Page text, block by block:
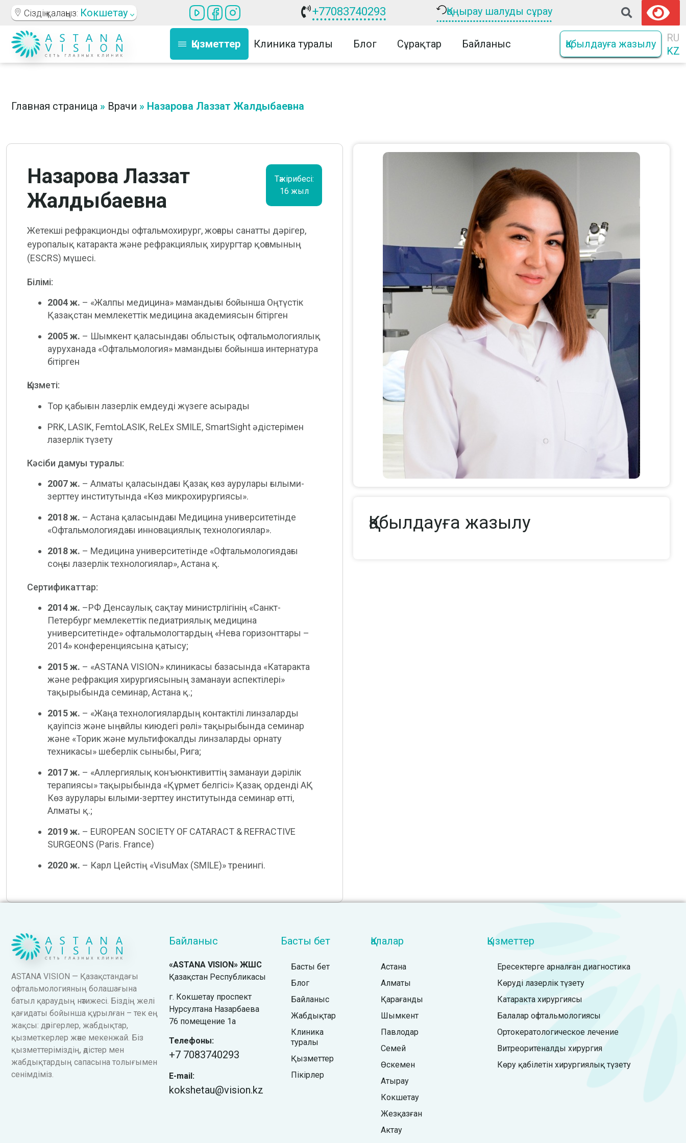
Сіздің қалаңыз: Кокшетау +77083740293 Қоңырау шалуды сұрау
Қызметтер Клиника туралы Блог Сұрақтар Байланыс Қабылдауға жазылу
RU
KZ
Главная страница » Врачи » Назарова Лаззат Жалдыбаевна
Назарова Лаззат
Жалдыбаевна
Тәжірибесі:
16 жыл
Жетекші рефракционды офтальмохирург, жоғары санатты дәрігер,
еуропалық катаракта және рефракциялық хирургтар қоғамының
(ESCRS) мүшесі.
Білімі:
2004 ж. – «Жалпы медицина» мамандығы бойынша Оңтүстік
Қазақстан мемлекеттік медицина академиясын бітірген
2005 ж. – Шымкент қаласындағы облыстық офтальмологиялық
ауруханада «Офтальмология» мамандығы бойынша интернатура
бітірген
Қызметі:
Тор қабығын лазерлік емдеуді жүзеге асырады
PRK, LASIK, FemtoLASIK, ReLEx SMILE, SmartSight әдістерімен
лазерлік түзету
Кәсіби дамуы туралы:
2007 ж. – Алматы қаласындағы Қазақ көз аурулары ғылыми-
зерттеу институтында «Көз микрохирургиясы».
2018 ж. – Астана қаласындағы Медицина университетінде
«Офтальмологиядағы инновациялық технологиялар».
2018 ж. – Медицина университетінде «Офтальмологиядағы
соңғы лазерлік технологиялар», Астана қ.
Сертификаттар:
2014 ж. –РФ Денсаулық сақтау министрлігінің «Санкт-
Петербург мемлекеттік педиатриялық медицина
университетінде» офтальмологтардың «Нева горизонттары –
2014» конференциясына қатысу;
2015 ж. – «ASTANA VISION» клиникасы базасында «Катаракта
және рефракция хирургиясының заманауи аспектілері»
тақырыбында семинар, Астана қ.;
2015 ж. – «Жаңа технологиялардың контактілі линзаларды
қауіпсіз және ыңғайлы киюдегі рөлі» тақырыбында семинар
және «Торик және мультифокалды линзаларды орнату
техникасы» шеберлік сыныбы, Рига;
2017 ж. – «Аллергиялық конъюнктивиттің заманауи дәрілік
терапиясы» тақырыбында «Құрмет белгісі» Қазақ орденді АҚ
Көз аурулары ғылыми-зерттеу институтында семинар өтті,
Алматы қ.;
2019 ж. – EUROPEAN SOCIETY OF CATARACT & REFRACTIVE
SURGEONS (Paris. France)
2020 ж. – Карл Цейстің «VisuMax (SMILE)» тренингі.
Қабылдауға жазылу
ASTANA VISION — Қазақстандағы
офтальмологияның болашағына
батыл қараудың нәтижесі. Біздің желі
қағидаты бойынша құрылған – тек ең
жақсы: дәрігерлер, жабдықтар,
қызметкерлер және мекенжай. Біз
қызметтеріміздің, әдістер мен
жабдықтардың сапасына толығымен
сенімдіміз.
Байланыс
«ASTANA VISION» ЖШС
Қазақстан Республикасы
г. Кокшетау проспект
Нурсултана Назарбаева
76 помещение 1а
Телефоны:
+7 7083740293
E-mail:
kokshetau@vision.kz
Басты бет
Басты бет
Блог
Байланыс
Жабдықтар
Клиника
туралы
Қызметтер
Пікірлер
Қалалар
Астана
Алматы
Қарағанды
Шымкент
Павлодар
Семей
Өскемен
Атырау
Кокшетау
Жезқазған
Актау
Қызметтер
Ересектерге арналған диагностика
Көруді лазерлік түзету
Катаракта хирургиясы
Балалар офтальмологиясы
Ортокератологическое лечение
Витреоритеналды хирургия
Көру қабілетін хирургиялық түзету